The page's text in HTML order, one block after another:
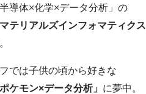
半導体×化学×データ分析」の
マテリアルズインフォマティクス
では子供の頃から好きな
ポケモン×データ分析」 に夢中。